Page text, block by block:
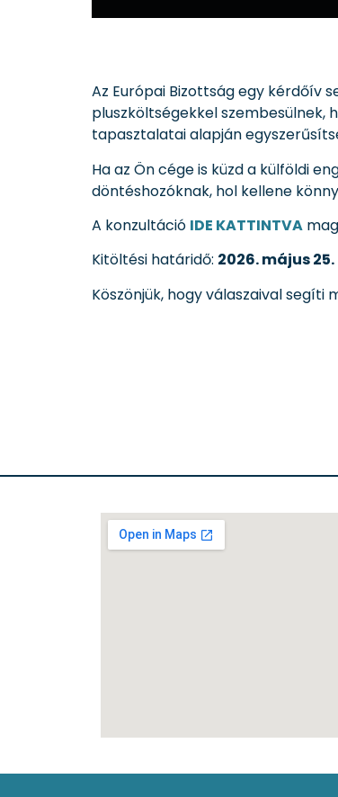
Az Európai Bizottság egy kérdőív
pluszköltségekkel szembesülnek,
tapasztalatai alapján
Ha az Ön cége is küzd a külföldi
döntéshozóknak, hol kellene
A konzultáció IDE KATTINTVA
Kitöltési határidő: 2026. május 25.
Köszönjük, hogy válaszaival segíti